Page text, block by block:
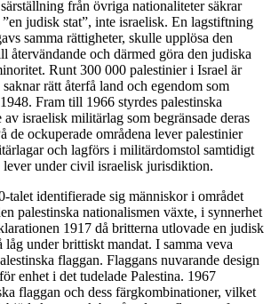
från övriga nationaliteter säkrar
judisk stat”, inte israelisk. En lagstiftning
samma rättigheter, skulle upplösa den
återvändande och därmed göra den judiska
Runt 300 000 palestinier i Israel är
rätt återfå land och egendom som
Fram till 1966 styrdes palestinska
av israelisk militärlag som begränsade deras
de ockuperade områdena lever palestinier
och lagförs i militärdomstol samtidigt
lever under civil israelisk jurisdiktion.
talet identifierade sig människor i området
palestinska nationalismen växte, i synnerhet
1917 då britterna utlovade en judisk
låg under brittiskt mandat. I samma veva
flaggan. Flaggans nuvarande design
enhet i det tudelade Palestina. 1967
flaggan och dess färgkombinationer, vilket